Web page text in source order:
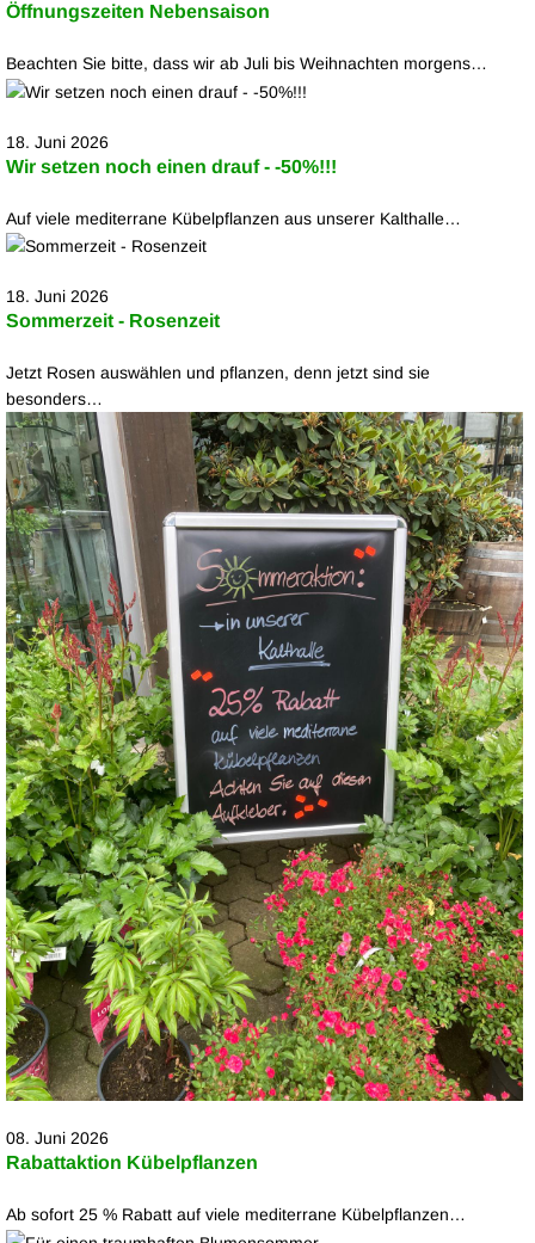
Öffnungszeiten Nebensaison
Beachten Sie bitte, dass wir ab Juli bis Weihnachten morgens…
18. Juni 2026
Wir setzen noch einen drauf - -50%!!!
Auf viele mediterrane Kübelpflanzen aus unserer Kalthalle…
18. Juni 2026
Sommerzeit - Rosenzeit
Jetzt Rosen auswählen und pflanzen, denn jetzt sind sie
besonders…
08. Juni 2026
Rabattaktion Kübelpflanzen
Ab sofort 25 % Rabatt auf viele mediterrane Kübelpflanzen…